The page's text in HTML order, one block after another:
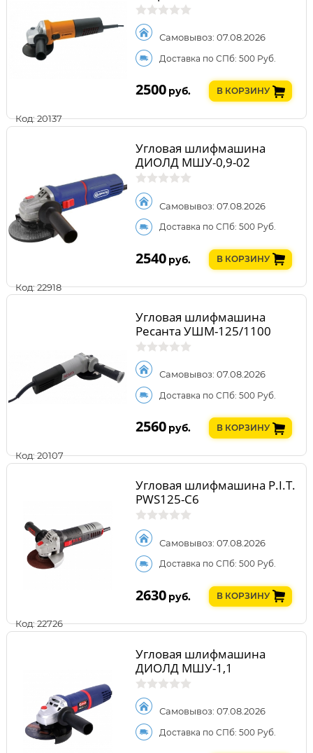
Код: 20137
Самовывоз: 07.08.2026
Доставка по СПб: 500 Руб.
2500 руб. В КОРЗИНУ
Код: 22918
Угловая шлифмашина
ДИОЛД МШУ-0,9-02
Самовывоз: 07.08.2026
Доставка по СПб: 500 Руб.
2540 руб. В КОРЗИНУ
Код: 20107
Угловая шлифмашина
Ресанта УШМ-125/1100
Самовывоз: 07.08.2026
Доставка по СПб: 500 Руб.
2560 руб. В КОРЗИНУ
Код: 22726
Угловая шлифмашина P.I.T.
РWS125-C6
Самовывоз: 07.08.2026
Доставка по СПб: 500 Руб.
2630 руб. В КОРЗИНУ
Угловая шлифмашина
ДИОЛД МШУ-1,1
Самовывоз: 07.08.2026
Доставка по СПб: 500 Руб.